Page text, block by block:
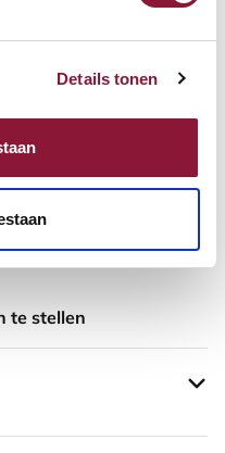
Details tonen
je werkplek compleet
te stellen